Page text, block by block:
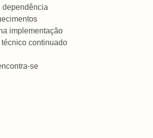
dependência
implementação
continuado
se